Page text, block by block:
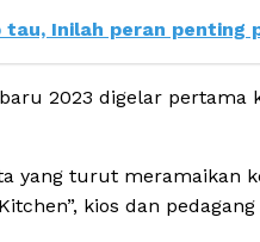
tau, Inilah peran penting
2023 digelar
yang turut meramaikan
kios dan